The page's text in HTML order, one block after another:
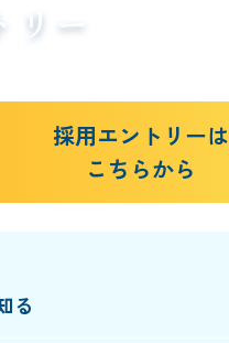
リー
採用エントリーは
こちらから
る